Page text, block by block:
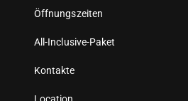
Öffnungszeiten
All-Inclusive-Paket
Kontakte